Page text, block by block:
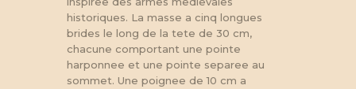
historiques. La masse a cinq longues
brides le long de la tete de 30 cm,
chacune comportant une pointe
harponnee et une pointe separee au
sommet. Une poignee de 10 cm a